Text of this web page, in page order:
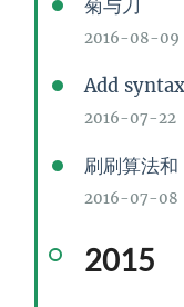
菊与刀
2016-08-09
Add
2016-07-22
刷刷算法和
2016-07-08
2015